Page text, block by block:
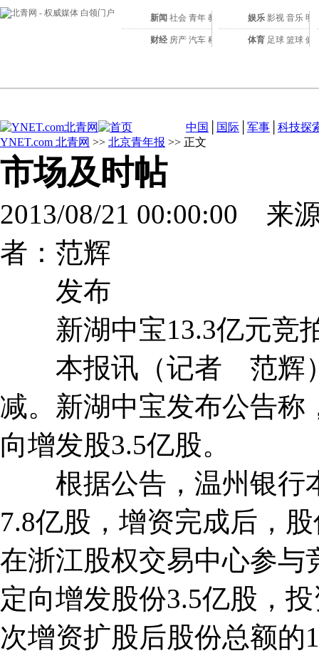
新闻 社会 青年 教育
财经 房产 汽车 科技
娱乐 影视 音乐 明
体育 足球 篮球 健
中国 国际 军事
科技探
YNET.com 北青网 >> 北京青年报 >> 正文
市场及时帖
2013/08/21 00:00:00 来
者：范辉
发布
新湖中宝13.3亿元竞
本报讯（记者 范辉）
减。新湖中宝发布公告称
向增发股3.5亿股。
根据公告，温州银行
7.8亿股，增资完成后，
在浙江股权交易中心参与
定向增发股份3.5亿股，
次增资扩股后股份总额的